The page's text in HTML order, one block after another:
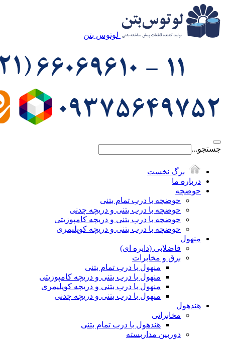
لوتوس بتن
جستجو...
برگ نخست
درباره ما
حوضچه
حوضچه با درب تمام بتنی
حوضچه با درب بتنی و دریچه چدنی
حوضچه با درب بتنی و دریچه کامپوزیتی
حوضچه با درب بتنی و دریچه کوپلیمری
منهول
فاضلابی (دایره ای)
برق و مخابرات
منهول با درب تمام بتنی
منهول با درب بتنی و دریچه کامپوزیتی
منهول با درب بتنی و دریچه کوپلیمری
منهول با درب بتنی و دریچه چدنی
هندهول
مخابراتی
هندهول با درب تمام بتنی
دوربین مداربسته